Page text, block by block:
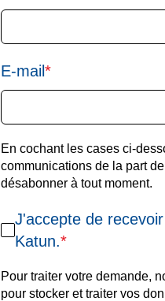
E-mail*
En cochant les cases ci-
communications de la part
désabonner à tout moment.
J'accepte de
Katun.*
Pour traiter votre demande,
pour stocker et traiter vos